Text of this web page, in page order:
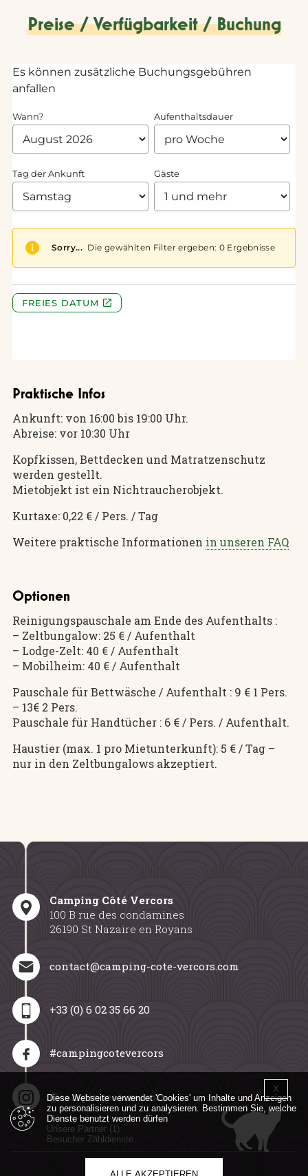
Diese Webseite verwendet 'Cookies' um Inhalte und Anzeigen
zu personalisieren und zu analysieren. Bestimmen Sie, welche
Dienste benutzt werden dürfen
Unsere Partner (1)
Besucher Zähldienste
X
Preise / Verfügbarkeit / Buchung
Praktische Infos
Ankunft: von 16:00 bis 19:00 Uhr.
Abreise: vor 10:30 Uhr
Kopfkissen, Bettdecken und Matratzenschutz
werden gestellt.
Mietobjekt ist ein Nichtraucherobjekt.
Kurtaxe: 0,22 € / Pers. / Tag
Weitere praktische Informationen in unseren FAQ
Optionen
Reinigungspauschale am Ende des Aufenthalts :
– Zeltbungalow: 25 € / Aufenthalt
– Lodge-Zelt: 40 € / Aufenthalt
– Mobilheim: 40 € / Aufenthalt
Pauschale für Bettwäsche / Aufenthalt : 9 € 1 Pers.
– 13€ 2 Pers.
Pauschale für Handtücher : 6 € / Pers. / Aufenthalt.
Haustier (max. 1 pro Mietunterkunft): 5 € / Tag –
nur in den Zeltbungalows akzeptiert.
Camping Côté Vercors
100 B rue des condamines
26190 St Nazaire en Royans
contact@camping-cote-vercors.com
+33 (0) 6 02 35 66 20
#campingcotevercors
@campingcotevercors
Allg. Gesch. & Geschäftsordnung